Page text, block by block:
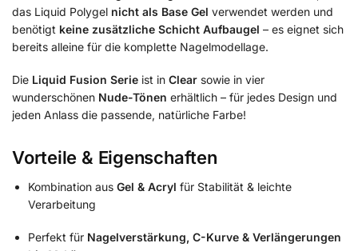
das Liquid Polygel nicht als Base Gel verwendet werden und
benötigt keine zusätzliche Schicht Aufbaugel – es eignet sich
bereits alleine für die komplette Nagelmodellage.
Die Liquid Fusion Serie ist in Clear sowie in vier
wunderschönen Nude-Tönen erhältlich – für jedes Design und
jeden Anlass die passende, natürliche Farbe!
Vorteile & Eigenschaften
Kombination aus Gel & Acryl für Stabilität & leichte
Verarbeitung
Perfekt für Nagelverstärkung, C-Kurve & Verlängerungen